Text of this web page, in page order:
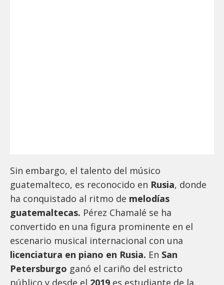
Sin embargo, el talento del músico
guatemalteco, es reconocido en Rusia, donde
ha conquistado al ritmo de melodías
guatemaltecas. Pérez Chamalé se ha
convertido en una figura prominente en el
escenario musical internacional con una
licenciatura en piano en Rusia. En San
Petersburgo ganó el cariño del estricto